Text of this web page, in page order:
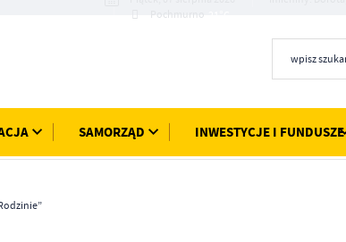
Pochmurno
SAMORZĄD INWESTYCJE I FUNDUSZE